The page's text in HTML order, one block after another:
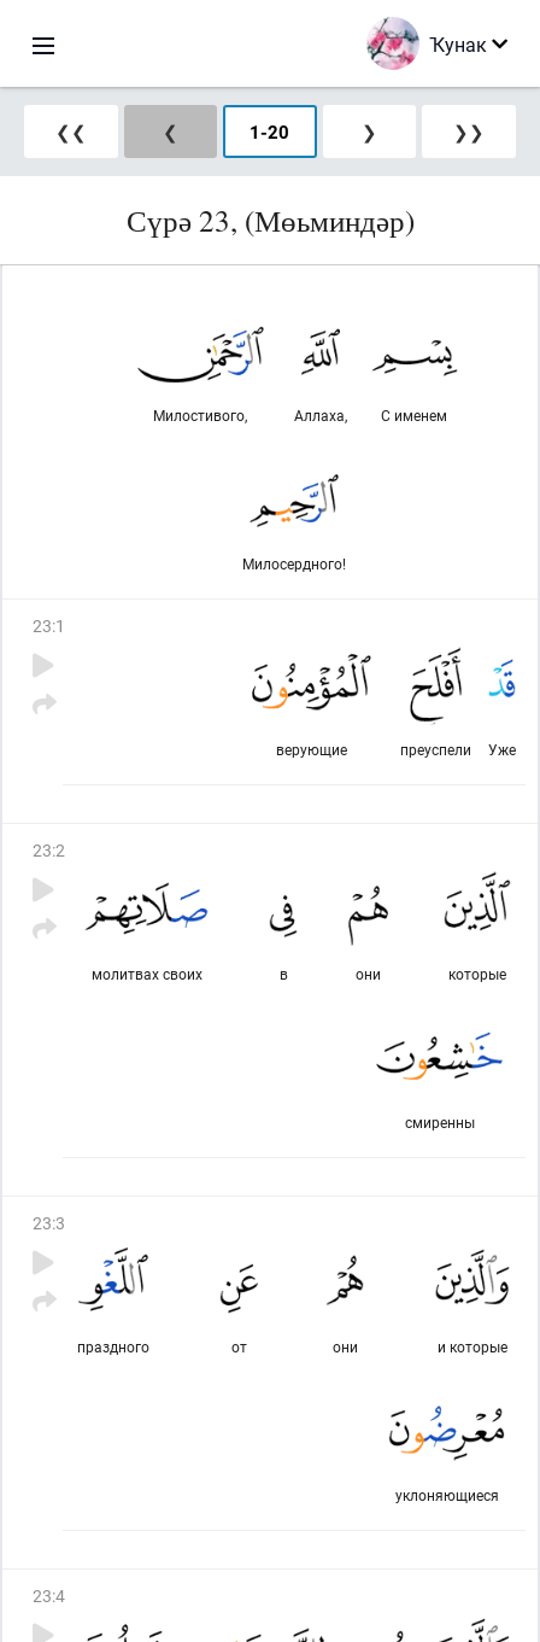
Ҡунак
❮❮ ❮ 1-20 ❯ ❯❯
Сүрә 23, (Мөьминдәр)
С именем
Аллаха,
Милостивого,
Милосердного!
23:1
Уже
преуспели
верующие
23:2
которые
они
в
молитвах своих
смиренны
23:3
и которые
они
от
праздного
уклоняющиеся
23:4